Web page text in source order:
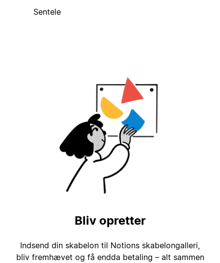
Sentele
Bliv opretter
Indsend din skabelon til Notions skabelongalleri,
bliv fremhævet og få endda betaling – alt sammen